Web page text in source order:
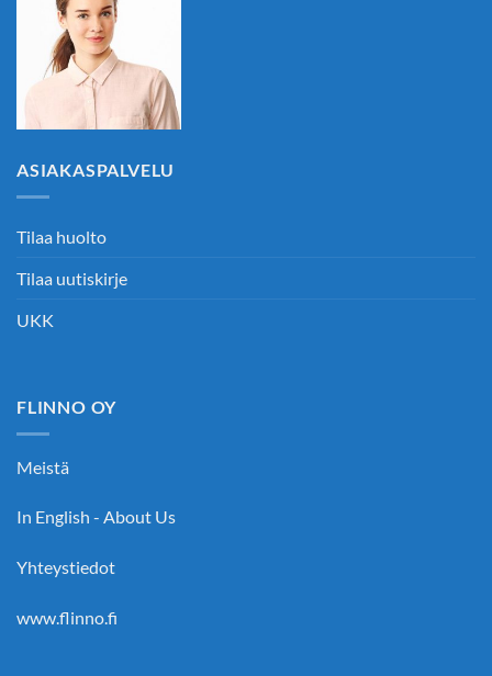
ASIAKASPALVELU
Tilaa huolto
Tilaa uutiskirje
UKK
FLINNO OY
Meistä
In English - About Us
Yhteystiedot
www.flinno.fi